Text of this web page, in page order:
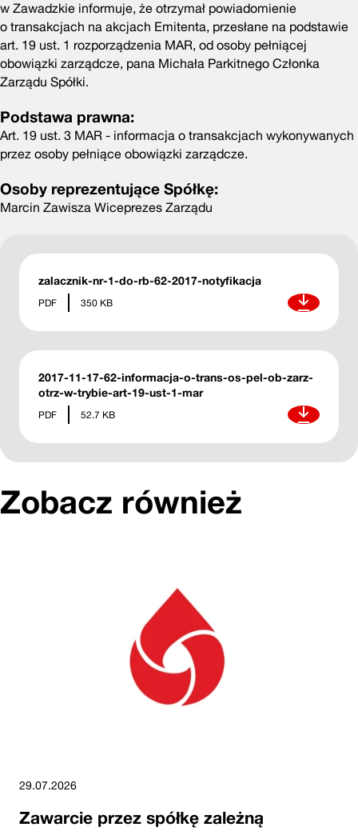
w Zawadzkie informuje, że otrzymał powiadomienie
o transakcjach na akcjach Emitenta, przesłane na podstawie
art. 19 ust. 1 rozporządzenia MAR, od osoby pełniącej
obowiązki zarządcze, pana Michała Parkitnego Członka
Zarządu Spółki.
Podstawa prawna:
Art. 19 ust. 3 MAR - informacja o transakcjach wykonywanych
przez osoby pełniące obowiązki zarządcze.
Osoby reprezentujące Spółkę:
Marcin Zawisza Wiceprezes Zarządu
zalacznik-nr-1-do-rb-62-2017-notyfikacja
PDF 350 KB Pobierz
2017-11-17-62-informacja-o-trans-os-pel-ob-zarz-
otrz-w-trybie-art-19-ust-1-mar
PDF 52.7 KB Pobierz
Zobacz również
29.07.2026
Zawarcie przez spółkę zależną